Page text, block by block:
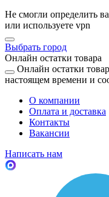
Не смогли определить
или используете vpn
Выбрать город
Онлайн остатки товара
Онлайн остатки
настоящем времени и
О компании
Оплата и доставка
Контакты
Вакансии
Написать нам